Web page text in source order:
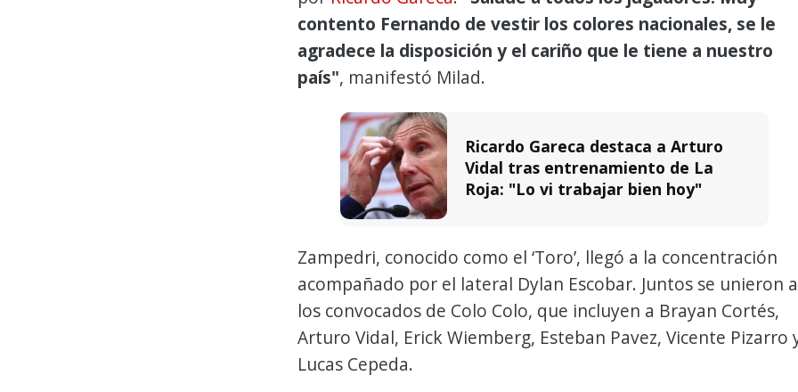
contento Fernando de vestir los colores nacionales, se le
agradece la disposición y el cariño que le tiene a nuestro
país", manifestó Milad.
Ricardo Gareca destaca a Arturo
Vidal tras entrenamiento de La
Roja: "Lo vi trabajar bien hoy"
Zampedri, conocido como el ‘Toro’, llegó a la concentración
acompañado por el lateral Dylan Escobar. Juntos se unieron a
los convocados de Colo Colo, que incluyen a Brayan Cortés,
Arturo Vidal, Erick Wiemberg, Esteban Pavez, Vicente Pizarro
Lucas Cepeda.